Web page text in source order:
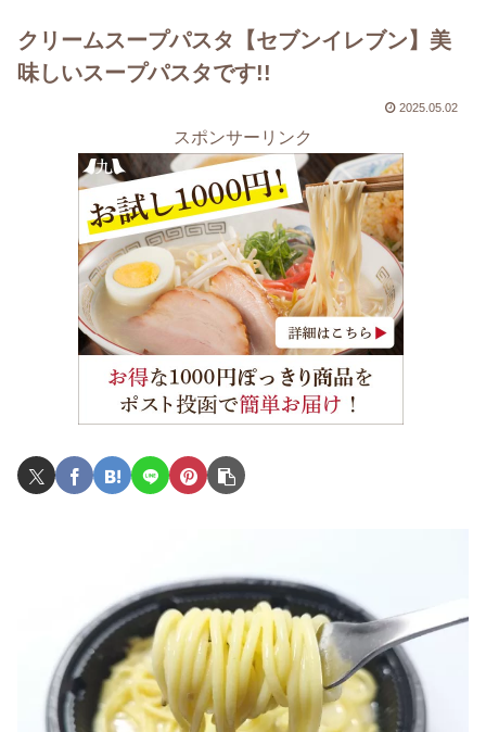
クリームスープパスタ【セブンイレブン】美
味しいスープパスタです!!
2025.05.02
スポンサーリンク